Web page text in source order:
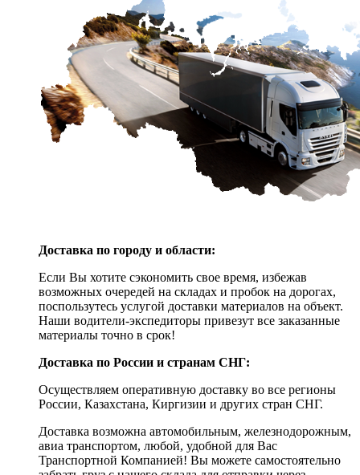
Доставка по городу и области:
Если Вы хотите сэкономить свое время, избежав
возможных очередей на складах и пробок на дорогах,
поспользутесь услугой доставки материалов на объект.
Наши водители-экспедиторы привезут все заказанные
материалы точно в срок!
Доставка по России и странам СНГ:
Осуществляем оперативную доставку во все регионы
России, Казахстана, Киргизии и других стран СНГ.
Доставка возможна автомобильным, железнодорожным,
авиа транспортом, любой, удобной для Вас
Транспортной Компанией! Вы можете самостоятельно